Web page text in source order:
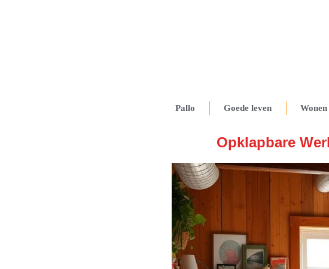
Pallo Goede leven Wonen
Opklapbare